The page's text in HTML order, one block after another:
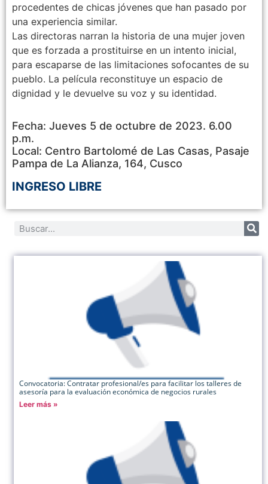
procedentes de chicas jóvenes que han pasado por
una experiencia similar.
Las directoras narran la historia de una mujer joven
que es forzada a prostituirse en un intento inicial,
para escaparse de las limitaciones sofocantes de su
pueblo. La película reconstituye un espacio de
dignidad y le devuelve su voz y su identidad.
Fecha: Jueves 5 de octubre de 2023. 6.00
p.m.
Local: Centro Bartolomé de Las Casas, Pasaje
Pampa de La Alianza, 164, Cusco
INGRESO LIBRE
Convocatoria: Contratar profesional/es para facilitar los talleres de
asesoría para la evaluación económica de negocios rurales
Leer más »